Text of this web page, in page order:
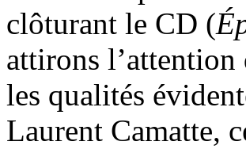
clôturant le CD (
attirons l’attention
les qualités
Laurent Camatte,